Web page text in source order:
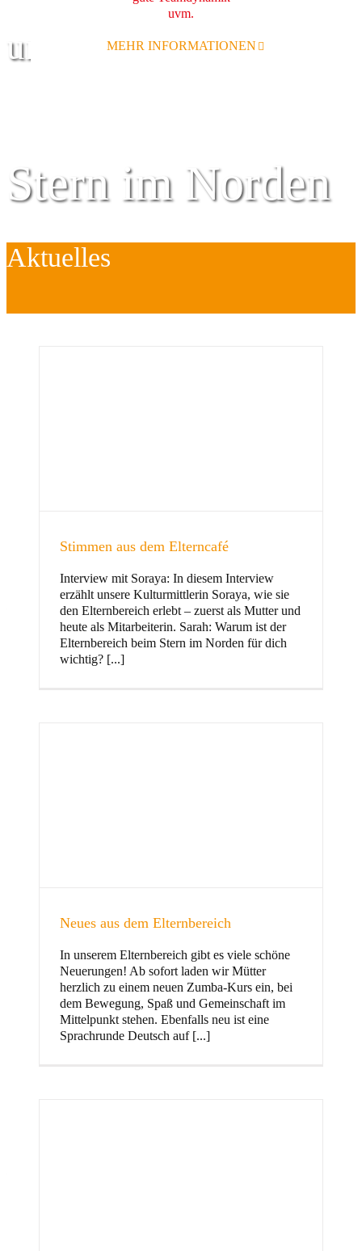
und Familie
Stern im Norden
Zentrum für
und Familie
Kinder
uvm.
MEHR INFORMATIONEN
Aktuelles
Stimmen aus dem Elterncafé
Interview mit Soraya: In diesem Interview
erzählt unsere Kulturmittlerin Soraya, wie sie
den Elternbereich erlebt – zuerst als Mutter und
heute als Mitarbeiterin. Sarah: Warum ist der
Elternbereich beim Stern im Norden für dich
wichtig? [...]
Neues aus dem Elternbereich
In unserem Elternbereich gibt es viele schöne
Neuerungen! Ab sofort laden wir Mütter
herzlich zu einem neuen Zumba-Kurs ein, bei
dem Bewegung, Spaß und Gemeinschaft im
Mittelpunkt stehen. Ebenfalls neu ist eine
Sprachrunde Deutsch auf [...]